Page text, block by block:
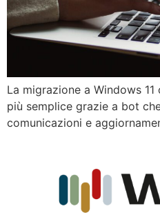
La migrazione a Windows
più semplice grazie a bot
comunicazioni e